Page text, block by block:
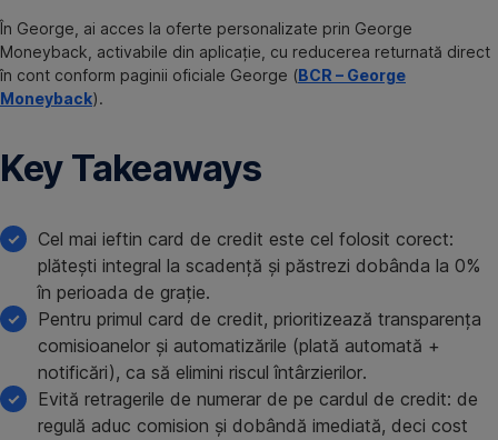
În George, ai acces la oferte personalizate prin George
Moneyback, activabile din aplicație, cu reducerea returnată direct
în cont conform paginii oficiale George (BCR – George
Moneyback).
Key Takeaways
Cel mai ieftin card de credit este cel folosit corect:
plătești integral la scadență și păstrezi dobânda la 0%
în perioada de grație.
Pentru primul card de credit, prioritizează transparența
comisioanelor și automatizările (plată automată +
notificări), ca să elimini riscul întârzierilor.
Evită retragerile de numerar de pe cardul de credit: de
regulă aduc comision și dobândă imediată, deci cost